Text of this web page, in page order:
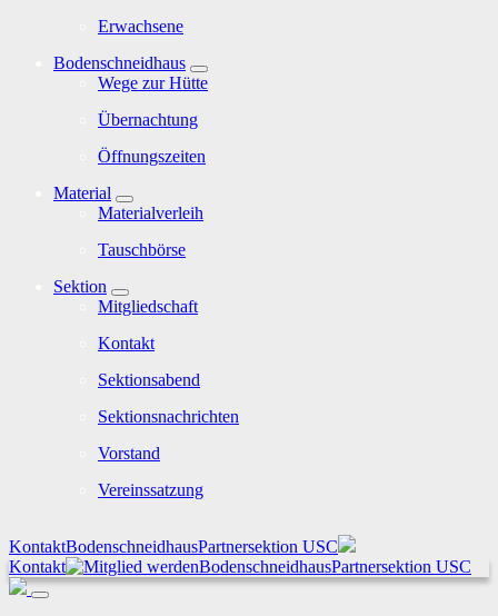
Erwachsene
Bodenschneidhaus
Wege zur Hütte
Übernachtung
Öffnungszeiten
Material
Materialverleih
Tauschbörse
Sektion
Mitgliedschaft
Kontakt
Sektionsabend
Sektionsnachrichten
Vorstand
Vereinssatzung
KontaktBodenschneidhausPartnersektion USC
Kontakt
BodenschneidhausPartnersektion USC